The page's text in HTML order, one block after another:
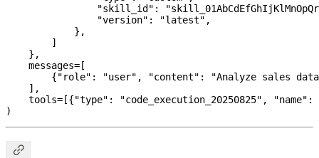
                "skill_id"
:
                "version"
: "latest" ,
            },
        ]
    },
    messages
= [
        {
"role" : "user" , "content" :
"Analyze sales
    ],
    tools
= [{"type" : "code_execution_20250825" , "name" :
)
